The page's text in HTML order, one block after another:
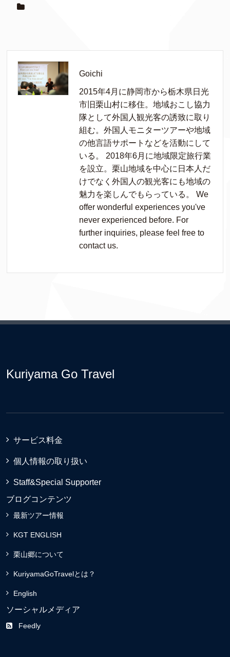
Goichi
2015年4月に静岡市から栃木県日光
市旧栗山村に移住。地域おこし協力
隊として外国人観光客の誘致に取り
組む。外国人モニターツアーや地域
の他言語サポートなどを活動にして
いる。 2018年6月に地域限定旅行業
を設立。栗山地域を中心に日本人だ
けでなく外国人の観光客にも地域の
魅力を楽しんでもらっている。 We
offer wonderful experiences you've
never experienced before. For
further inquiries, please feel free to
contact us.
Kuriyama Go Travel
サービス料金
個人情報の取り扱い
Staff&Special Supporter
ブログコンテンツ
最新ツアー情報
KGT ENGLISH
栗山郷について
KuriyamaGoTravelとは？
English
ソーシャルメディア
Feedly